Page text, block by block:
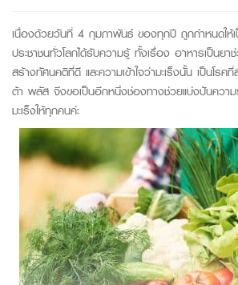
เนื่องด้วยวันที่ 4 กุมภาพันธ์ ของทุกปี ถูกกำหนดให้เ
ประชาชนทั่วโลกได้รับความรู้ ทั้งเรื่อง อาหารเป็นย
สร้างทัศนคติที่ดี และความเข้าใจว่ามะเร็งนั้น เป็นโร
ต้า พลัส จึงขอเป็นอีกหนึ่งช่องทางช่วยแบ่งปันความ
มะเร็งให้ทุกคนค่ะ